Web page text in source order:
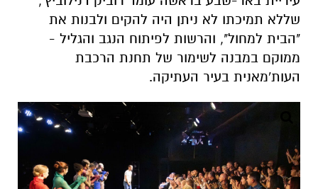
שללא תמיכתו לא ניתן היה להקים ולבנות את
"הבית למחול", והרשות לפיתוח הנגב והגליל -
ממוקם במבנה לשימור של תחנת הרכבת
העות'מאנית בעיר העתיקה.